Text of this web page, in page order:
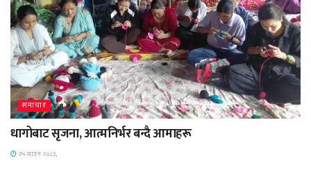
समाचार
धागोबाट सृजना, आत्मनिर्भर बन्दै आमाहरू
२५ साउन २०८३,